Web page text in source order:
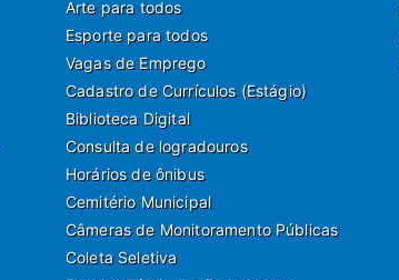
Arte para todos
Esporte para todos
Vagas de Emprego
Cadastro de Currículos (Estágio)
Biblioteca Digital
Consulta de logradouros
Horários de ônibus
Cemitério Municipal
Câmeras de Monitoramento Públicas
Coleta Seletiva